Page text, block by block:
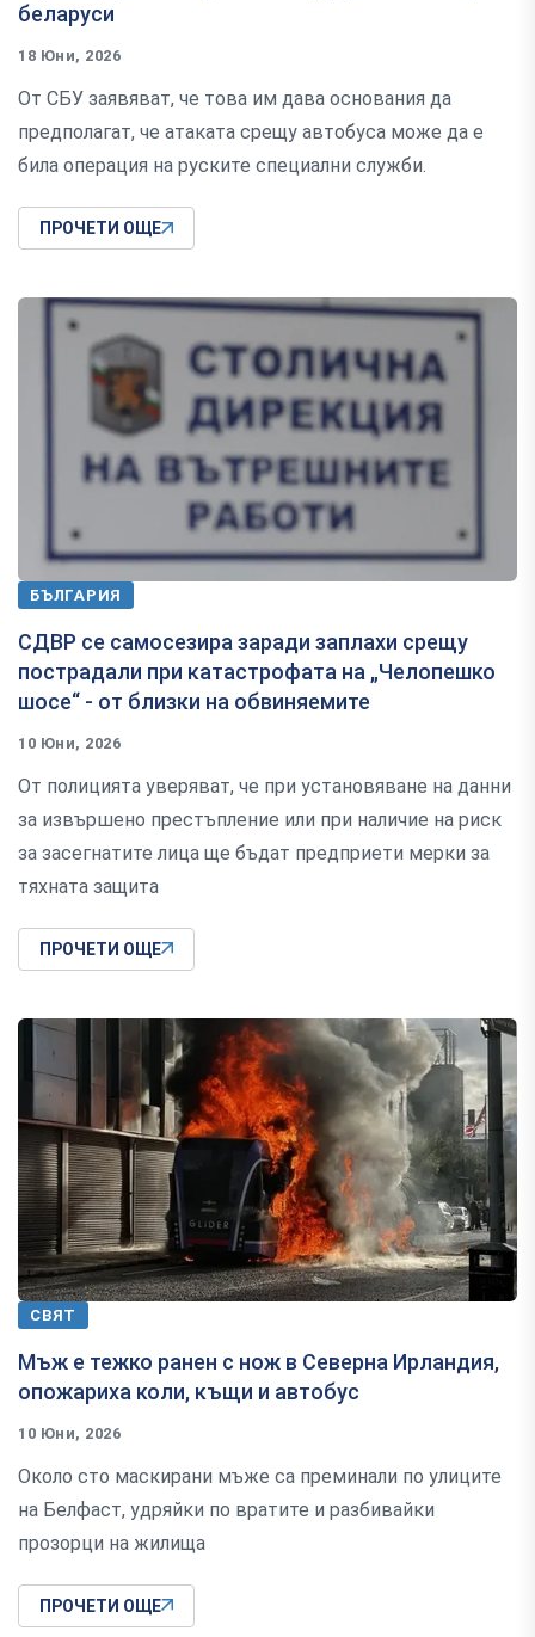
беларуси
18 Юни, 2026
От СБУ заявяват, че това им дава основания да
предполагат, че атаката срещу автобуса може да е
била операция на руските специални служби.
ПРОЧЕТИ ОЩЕ
БЪЛГАРИЯ
СДВР се самосезира заради заплахи срещу
пострадали при катастрофата на „Челопешко
шосе“ - от близки на обвиняемите
10 Юни, 2026
От полицията уверяват, че при установяване на данни
за извършено престъпление или при наличие на риск
за засегнатите лица ще бъдат предприети мерки за
тяхната защита
ПРОЧЕТИ ОЩЕ
СВЯТ
Мъж е тежко ранен с нож в Северна Ирландия,
опожариха коли, къщи и автобус
10 Юни, 2026
Около сто маскирани мъже са преминали по улиците
на Белфаст, удряйки по вратите и разбивайки
прозорци на жилища
ПРОЧЕТИ ОЩЕ